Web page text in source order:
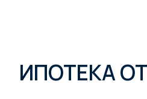
ИПОТЕКА